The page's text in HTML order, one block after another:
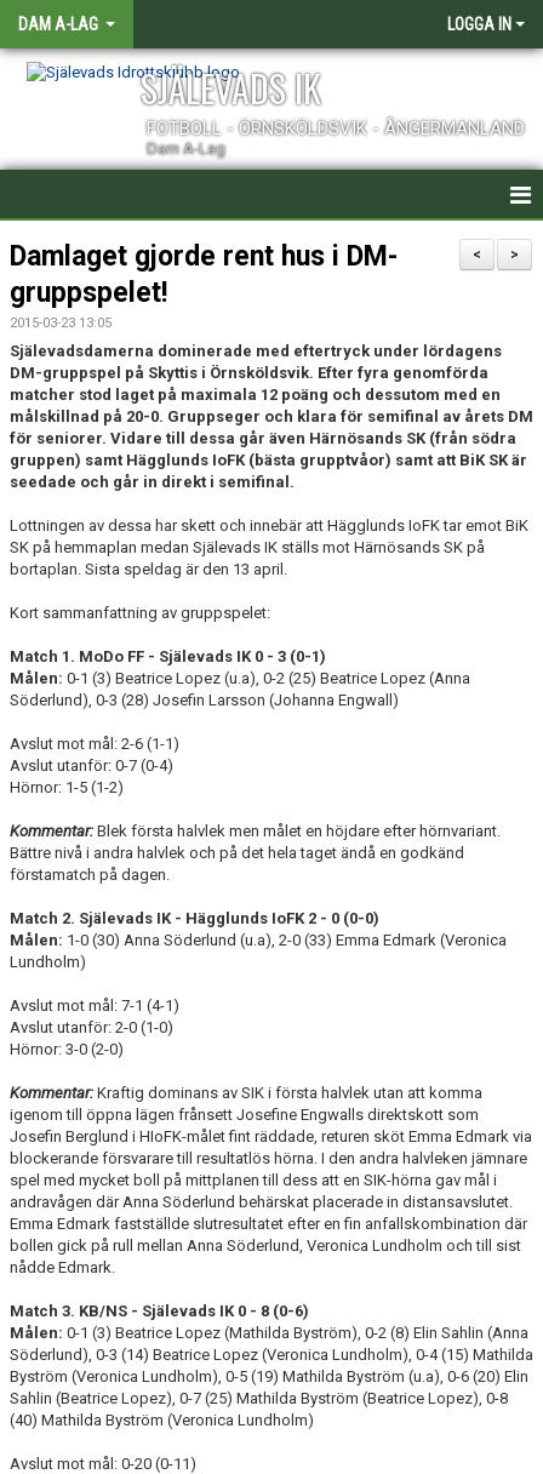
DAM A-LAG LOGGA IN
SJÄLEVADS IK
FOTBOLL - ÖRNSKÖLDSVIK - ÅNGERMANLAND
Dam A-Lag
HEM
NYHETER
KALENDER
TRUPPEN
KONTAKT
DIVISION 1 NORRA 2026
BILDGALLERI
HISTORIK
DOKUMENT
>
<
Damlaget gjorde rent hus i DM-
gruppspelet!
2015-03-23 13:05
Själevadsdamerna dominerade med eftertryck under lördagens
DM-gruppspel på Skyttis i Örnsköldsvik. Efter fyra genomförda
matcher stod laget på maximala 12 poäng och dessutom med en
målskillnad på 20-0. Gruppseger och klara för semifinal av årets DM
för seniorer. Vidare till dessa går även Härnösands SK (från södra
gruppen) samt Hägglunds IoFK (bästa grupptvåor) samt att BiK SK är
seedade och går in direkt i semifinal.
Lottningen av dessa har skett och innebär att Hägglunds IoFK tar emot BiK
SK på hemmaplan medan Själevads IK ställs mot Härnösands SK på
bortaplan. Sista speldag är den 13 april.
Kort sammanfattning av gruppspelet:
Match 1. MoDo FF - Själevads IK 0 - 3 (0-1)
Målen: 0-1 (3) Beatrice Lopez (u.a), 0-2 (25) Beatrice Lopez (Anna
Söderlund), 0-3 (28) Josefin Larsson (Johanna Engwall)
Avslut mot mål: 2-6 (1-1)
Avslut utanför: 0-7 (0-4)
Hörnor: 1-5 (1-2)
Kommentar: Blek första halvlek men målet en höjdare efter hörnvariant.
Bättre nivå i andra halvlek och på det hela taget ändå en godkänd
förstamatch på dagen.
Match 2. Själevads IK - Hägglunds IoFK 2 - 0 (0-0)
Målen: 1-0 (30) Anna Söderlund (u.a), 2-0 (33) Emma Edmark (Veronica
Lundholm)
Avslut mot mål: 7-1 (4-1)
Avslut utanför: 2-0 (1-0)
Hörnor: 3-0 (2-0)
Kommentar: Kraftig dominans av SIK i första halvlek utan att komma
igenom till öppna lägen frånsett Josefine Engwalls direktskott som
Josefin Berglund i HIoFK-målet fint räddade, returen sköt Emma Edmark via
blockerande försvarare till resultatlös hörna. I den andra halvleken jämnare
spel med mycket boll på mittplanen till dess att en SIK-hörna gav mål i
andravågen där Anna Söderlund behärskat placerade in distansavslutet.
Emma Edmark fastställde slutresultatet efter en fin anfallskombination där
bollen gick på rull mellan Anna Söderlund, Veronica Lundholm och till sist
nådde Edmark.
Match 3. KB/NS - Själevads IK 0 - 8 (0-6)
Målen: 0-1 (3) Beatrice Lopez (Mathilda Byström), 0-2 (8) Elin Sahlin (Anna
Söderlund), 0-3 (14) Beatrice Lopez (Veronica Lundholm), 0-4 (15) Mathilda
Byström (Veronica Lundholm), 0-5 (19) Mathilda Byström (u.a), 0-6 (20) Elin
Sahlin (Beatrice Lopez), 0-7 (25) Mathilda Byström (Beatrice Lopez), 0-8
(40) Mathilda Byström (Veronica Lundholm)
Avslut mot mål: 0-20 (0-11)